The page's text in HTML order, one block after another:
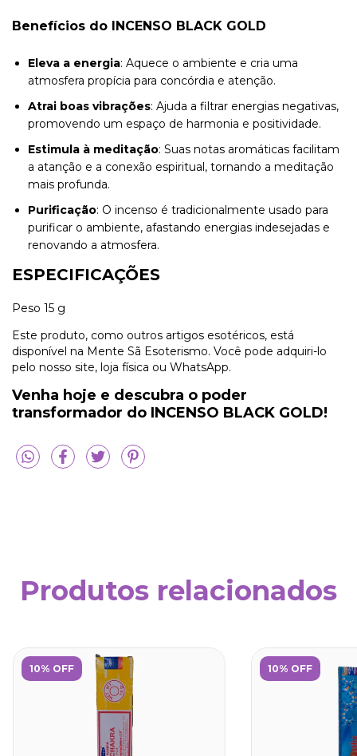
Benefícios do INCENSO BLACK GOLD
Eleva a energia: Aquece o ambiente e cria uma
atmosfera propícia para concórdia e atenção.
Atrai boas vibrações: Ajuda a filtrar energias negativas,
promovendo um espaço de harmonia e positividade.
Estimula à meditação: Suas notas aromáticas facilitam
a atanção e a conexão espiritual, tornando a meditação
mais profunda.
Purificação: O incenso é tradicionalmente usado para
purificar o ambiente, afastando energias indesejadas e
renovando a atmosfera.
ESPECIFICAÇÕES
Peso 15 g
Este produto, como outros artigos esotéricos, está
disponível na Mente Sã Esoterismo. Você pode adquiri-lo
pelo nosso site, loja física ou WhatsApp.
Venha hoje e descubra o poder
transformador do INCENSO BLACK GOLD!
Produtos relacionados
10% OFF 10% OFF